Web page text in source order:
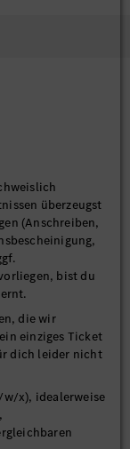
überzeugst
(Anschreiben,
bist du
die wir
einziges Ticket
dich leider nicht
x), idealerweise